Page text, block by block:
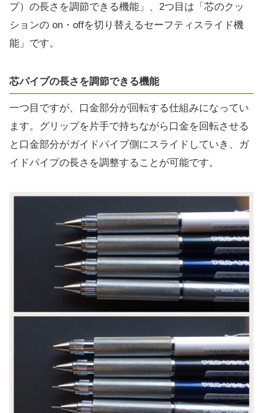
プ）の長さを調節できる機能」、2つ目は「芯のクッ
ションの on・offを切り替えるセーフティスライド機
能」です。
芯パイプの長さを調節できる機能
一つ目ですが、口金部分が回転する仕組みになってい
ます。グリップを片手で持ちながら口金を回転させる
と口金部分がガイドパイプ側にスライドしていき、ガ
イドパイプの長さを調整することが可能です。